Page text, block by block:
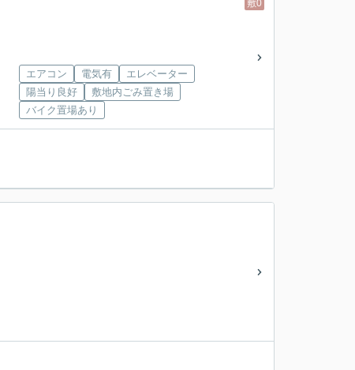
敷0
エアコン 電気有
エレベーター
陽当り良好
敷地内ごみ置き場
バイク置場あり